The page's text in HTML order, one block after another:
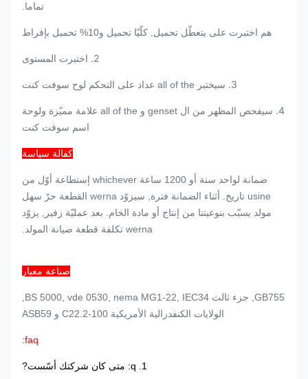
تماما.
هم اختبرت على يتعطّل تحميل, كلّيّا تحميل و10% تحميل بإفراط
2. اختبرت المستوى
3. سيختبر all of the عداد على التحكم لوح سوفت كنت
4.
سيفحص المظهر من ال genset و all of the علامة مميّزة ولوحة
اسم سوفت كنت
كفالة سياسة
ضمانة لواحد سنة أو 1200 ساعة whichever إستطاعة أوّل من
usine تاريخ. أثناء الضمانة فترة, سيزوّد werna القطعة حرّ سهل
مولد يسبّب بنوعيتنا من إنتاج أو مادة الخام. بعد عمليّة زفير, يزوّد
werna تكلفة قطعة صيانة المولد.
صناعة معيار
الولايات الكنفدرالية الأمريكية C22.2-100 و ASB59
faq:
1. q: متى كان شركتك أسّست?